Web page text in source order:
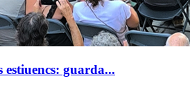
estiuencs: guarda...